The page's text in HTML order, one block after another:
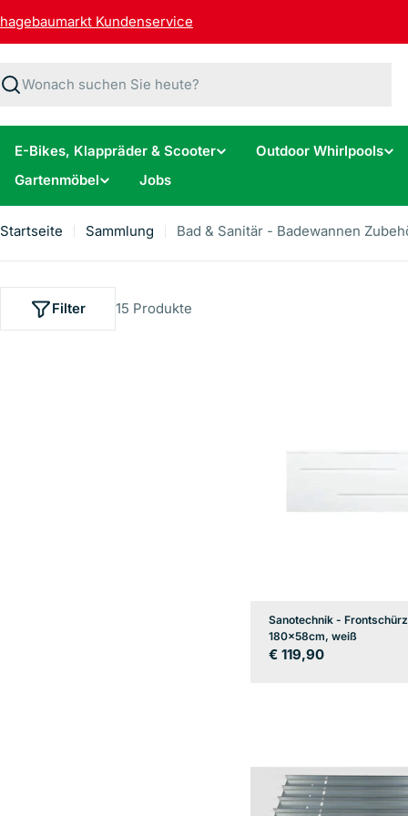
Inhalt
hagebaumarkt Kundenservice
Suchen
E-Bikes, Klappräder & Scooter Outdoor Whirlpools
Gartenmöbel
Jobs
Startseite Sammlung Bad & Sanitär - Badewannen
15 Produkte
Filter
Sanotechnik -
180x58cm, weiß
Regulärer
€ 119,90